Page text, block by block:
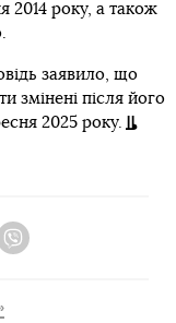
2014 року, а також
заявило, що
змінені після його
2025 року.